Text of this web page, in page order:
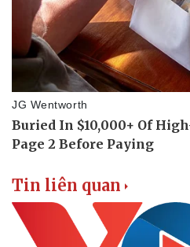
Vụ án
Tin nóng
Tư vấn luật
Tin liên quan